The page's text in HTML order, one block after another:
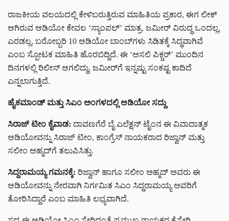
ರಾಜಕೀಯ ವಲಯದಲ್ಲಿ ಕೇಳಿಬರುತ್ತಿರುವ ಮಾಹಿತಿಯ ಪ್ರಕಾರ, ಈಗ ಲೀಕ್
ಆಗಿರುವ ಆಡಿಯೋ ಕೇವಲ ‘ಸ್ಯಾಂಪಲ್’ ಮಾತ್ರ. ಜಮೀರ್ ವಿರುದ್ಧ ಒಂದಲ್ಲ,
ಎರಡಲ್ಲ, ಬರೋಬ್ಬರಿ 10 ಆಡಿಯೋ ಬಾಂಬ್‌ಗಳು ಸಿಡಿತಕ್ಕೆ ಸಿದ್ಧವಾಗಿವೆ
ಎಂಬ ಸ್ಪೋಟಕ ಮಾಹಿತಿ ಹೊರಬಿದ್ದಿದೆ. ಈ ‘ಅಸಲಿ ಪಿಕ್ಚರ್’ ಮುಂದಿನ
ದಿನಗಳಲ್ಲಿ ರಿಲೀಸ್ ಆಗಲಿದ್ದು, ಜಮೀರ್‌ಗೆ ಇನ್ನಷ್ಟು ಸಂಕಷ್ಟ ಕಾದಿದೆ
ಎನ್ನಲಾಗುತ್ತಿದೆ.
ಹೈಕಮಾಂಡ್ ಮತ್ತು ಸಿಎಂ ಅಂಗಳದಲ್ಲಿ ಆಡಿಯೋ ಸದ್ದು
ಸಿರಾಜ್ ಟೀಂ ಕೈವಾಡ: ದಾವಣಗೆರೆ ಬೈ ಎಲೆಕ್ಷನ್ ಟೈಂನ ಈ ವಿವಾದಾತ್ಮಕ
ಆಡಿಯೋವನ್ನು ಸಿರಾಜ್ ಟೀಂ, ಕಾಂಗ್ರೆಸ್ ನಾಯಕರಾದ ರಿಜ್ವಾನ್ ಮತ್ತು
ಸಲೀಂ ಅಹ್ಮದ್‌ಗೆ ತಲುಪಿಸಿತ್ತು.
ಸಿದ್ದರಾಮಯ್ಯ ಗಮನಕ್ಕೆ: ರಿಜ್ವಾನ್ ಹಾಗೂ ಸಲೀಂ ಅಹ್ಮದ್ ಅವರು ಈ
ಆಡಿಯೋವನ್ನು ನೇರವಾಗಿ ನಿರ್ಗಮಿತ ಸಿಎಂ ಸಿದ್ದರಾಮಯ್ಯ ಅವರಿಗೆ
ತೋರಿಸಿದ್ದಾರೆ ಎಂಬ ಮಾಹಿತಿ ಲಭ್ಯವಾಗಿದೆ.